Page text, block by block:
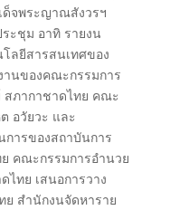
ด็จพระญาณสังวรฯ
ะชุม อาทิ รายงน
ลยีสารสนเทศของ
านของคณะกรรมการ
สภากาชาดไทย คณะ
อวัยวะ และ
ารของสถาบันการ
คณะกรรมการอำนวย
ไทย เสนอการวาง
สำนักงนจัดหาราย